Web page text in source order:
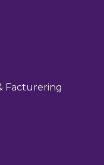
Facturering